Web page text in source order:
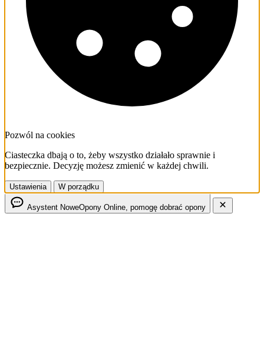
Pozwól na cookies
Ciasteczka dbają o to, żeby wszystko działało sprawnie i
bezpiecznie. Decyzję możesz zmienić w każdej chwili.
Ustawienia W porządku
Asystent NoweOpony Online, pomogę dobrać opony